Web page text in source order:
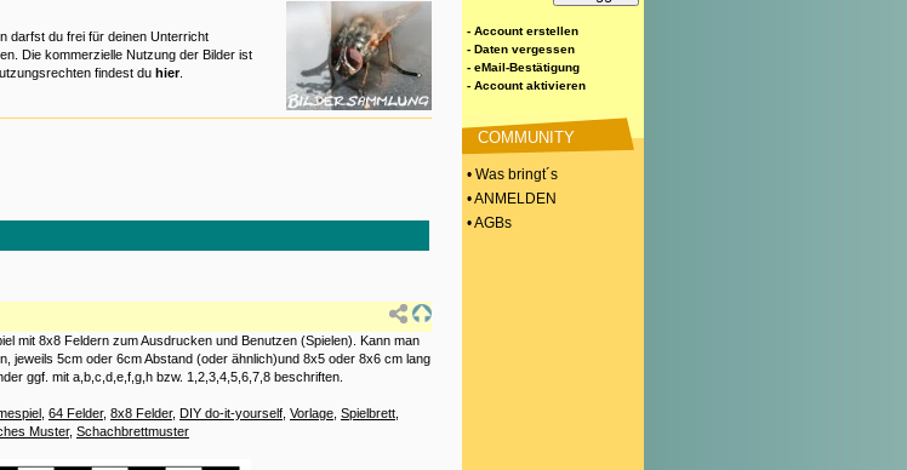
darfst du frei für deinen Unterricht
Die kommerzielle Nutzung der Bilder ist
findest du hier.
mit 8x8 Feldern zum Ausdrucken und Benutzen (Spielen). Kann man
jeweils 5cm oder 6cm Abstand (oder ähnlich)und 8x5 oder 8x6 cm lang
ggf. mit a,b,c,d,e,f,g,h bzw. 1,2,3,4,5,6,7,8 beschriften.
64 Felder, 8x8 Felder, DIY do-it-yourself Vorlage Spielbrett
Muster, Schachbrettmuster
- Account erstellen
- Daten vergessen
- eMail-Bestätigung
- Account aktivieren
COMMUNITY
• Was bringt´s
• ANMELDEN
• AGBs